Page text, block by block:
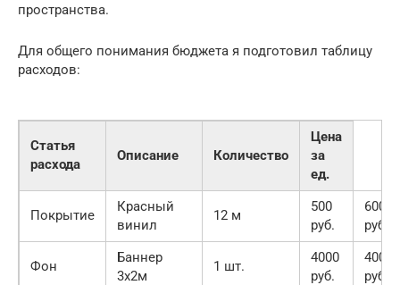
пространства.
Для общего понимания бюджета я подготовил таблицу
расходов:
Статья
расхода
Описание Количество
Цена
за
ед.
Покрытие
Красный
винил
12 м
500
руб.
6000
руб.
Фон
Баннер
3х2м
1 шт.
4000
руб.
4000
руб.